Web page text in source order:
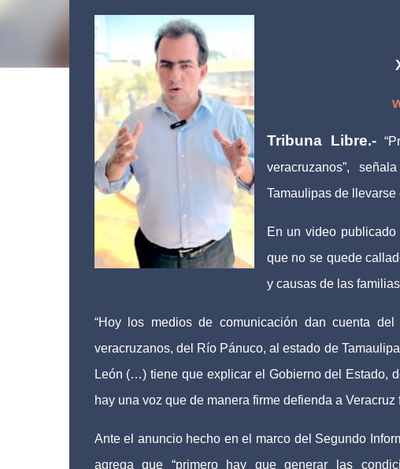
Tribuna Libre.-
veracruzanos”,
Tamaulipas de
En un video
que no se quede
y causas de las
“Hoy los medios de comunicación dan cuenta
veracruzanos, del Río Pánuco, al estado de
León (…) tiene que explicar el Gobierno del Estado,
hay una voz que de manera firme defienda a Veracruz
Ante el anuncio hecho en el marco del Segundo
agrega que “primero hay que generar las